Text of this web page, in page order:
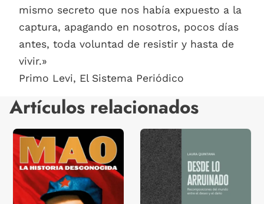
mismo secreto que nos había expuesto a la
captura, apagando en nosotros, pocos días
antes, toda voluntad de resistir y hasta de
vivir.»
Primo Levi, El Sistema Periódico
Artículos relacionados